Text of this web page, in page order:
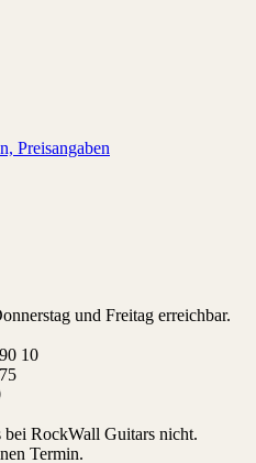
Preisangaben
und Freitag erreichbar.
10
bei RockWall Guitars nicht.
Termin.